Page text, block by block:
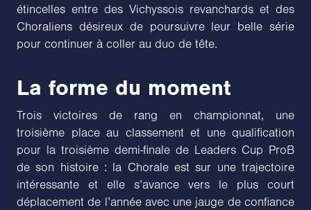
étincelles entre des Vichyssois revanchards et des
Choraliens désireux de poursuivre leur belle série
pour continuer à coller au duo de tête.
La forme du moment
Trois victoires de rang en championnat, une
troisième place au classement et une qualification
pour la troisième demi-finale de Leaders Cup ProB
de son histoire : la Chorale est sur une trajectoire
intéressante et elle s’avance vers le plus court
déplacement de l’année avec une jauge de confiance